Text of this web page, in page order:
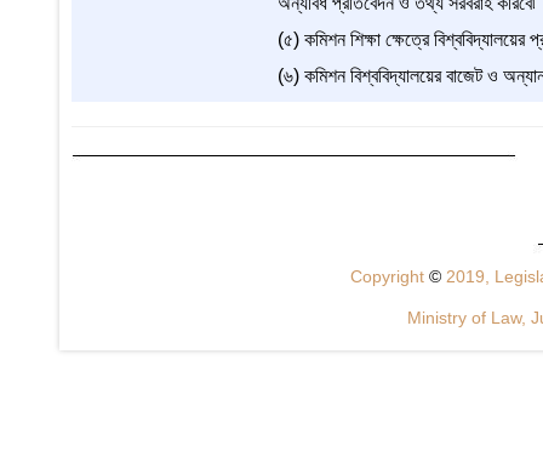
(৫) কমিশন শিক্ষা ক্ষেত্রে
(৬) কমিশন বিশ্ববিদ্যালয়ের বাজেট ও
Copyright © 2019,
Ministry of Law,